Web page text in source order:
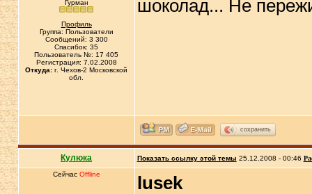
Гурман
Профиль
Группа: Пользователи
Сообщений: 3 300
Спасибок: 35
Пользователь №: 17 405
Регистрация: 7.02.2008
Откуда: г. Чехов-2 Московской
обл.
шоколад... Не
сохранить
Кулюка Показать ссылку этой темы 25.12.2008 - 00:46
Сейчас Offline lusek